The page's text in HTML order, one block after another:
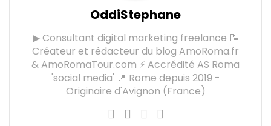
OddiStephane
▶ Consultant digital marketing freelance 📝
Créateur et rédacteur du blog AmoRoma.fr
& AmoRomaTour.com ⚡ Accrédité AS Roma
'social media' 📍 Rome depuis 2019 -
Originaire d'Avignon (France)